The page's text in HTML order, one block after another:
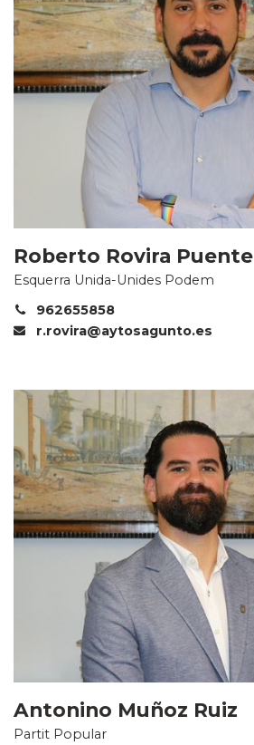
Roberto Rovira Puente
Esquerra Unida-Unides Podem
962655858
r.rovira@aytosagunto.es
Antonino Muñoz Ruiz
Partit Popular